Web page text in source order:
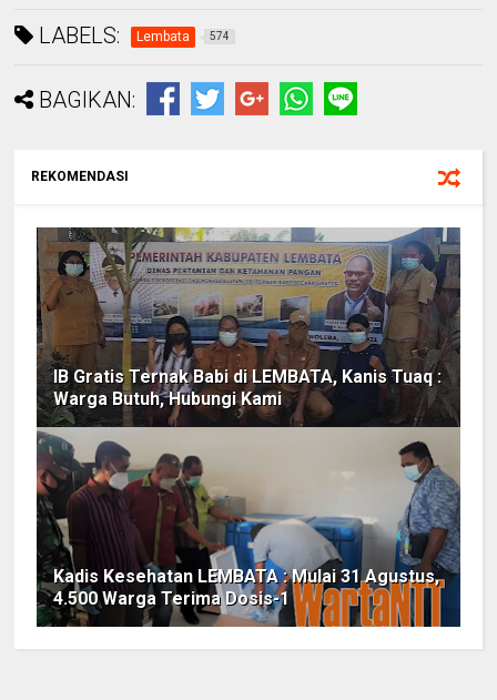
LABELS: Lembata 574
BAGIKAN:
REKOMENDASI
IB Gratis Ternak Babi di LEMBATA, Kanis Tuaq :
Warga Butuh, Hubungi Kami
Kadis Kesehatan LEMBATA : Mulai 31 Agustus,
4.500 Warga Terima Dosis-1